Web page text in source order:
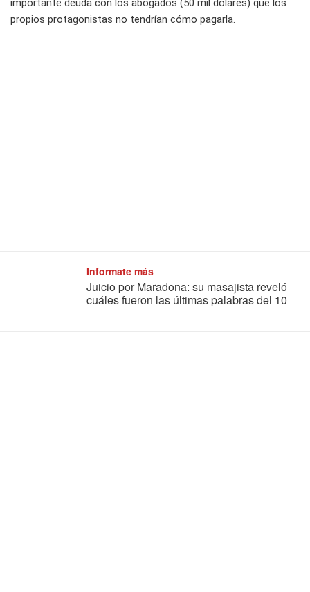
importante deuda con los abogados (50 mil dólares) que los
propios protagonistas no tendrían cómo pagarla.
Informate más
Juicio por Maradona: su masajista reveló
cuáles fueron las últimas palabras del 10